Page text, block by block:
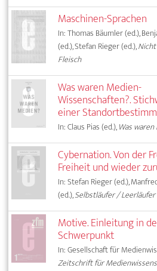
Maschinen-Sprachen
In: Thomas Bäumler (ed.),
(ed.), Stefan Rieger (ed.),
Fleisch
Was waren Medien-
Wissenschaften?.
einer
In: Claus Pias (ed.),Was
Cybernation. Von der
Freiheit und wieder
In: Stefan Rieger (ed.),
(ed.),Selbstläufer / Leerläufer
Motive. Einleitung in
Schwerpunkt
In: Gesellschaft für
Zeitschrift für